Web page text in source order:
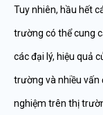
Tuy nhiên, hầu hết
trường có thể cung
các đại lý, hiệu quả
trường và nhiều vấn
nghiệm trên thị